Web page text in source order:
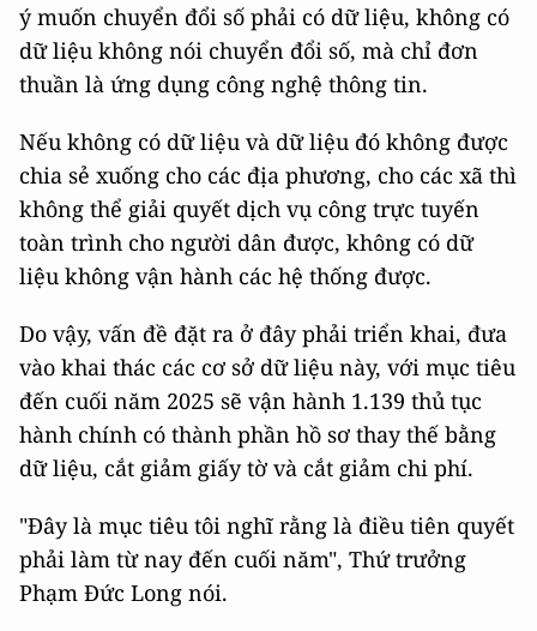
ý muốn chuyển đổi số phải có dữ liệu, không có
dữ liệu không nói chuyển đổi số, mà chỉ đơn
thuần là ứng dụng công nghệ thông tin.
Nếu không có dữ liệu và dữ liệu đó không được
chia sẻ xuống cho các địa phương, cho các xã thì
không thể giải quyết dịch vụ công trực tuyến
toàn trình cho người dân được, không có dữ
liệu không vận hành các hệ thống được.
Do vậy, vấn đề đặt ra ở đây phải triển khai, đưa
vào khai thác các cơ sở dữ liệu này, với mục tiêu
đến cuối năm 2025 sẽ vận hành 1.139 thủ tục
hành chính có thành phần hồ sơ thay thế bằng
dữ liệu, cắt giảm giấy tờ và cắt giảm chi phí.
"Đây là mục tiêu tôi nghĩ rằng là điều tiên quyết
phải làm từ nay đến cuối năm", Thứ trưởng
Phạm Đức Long nói.